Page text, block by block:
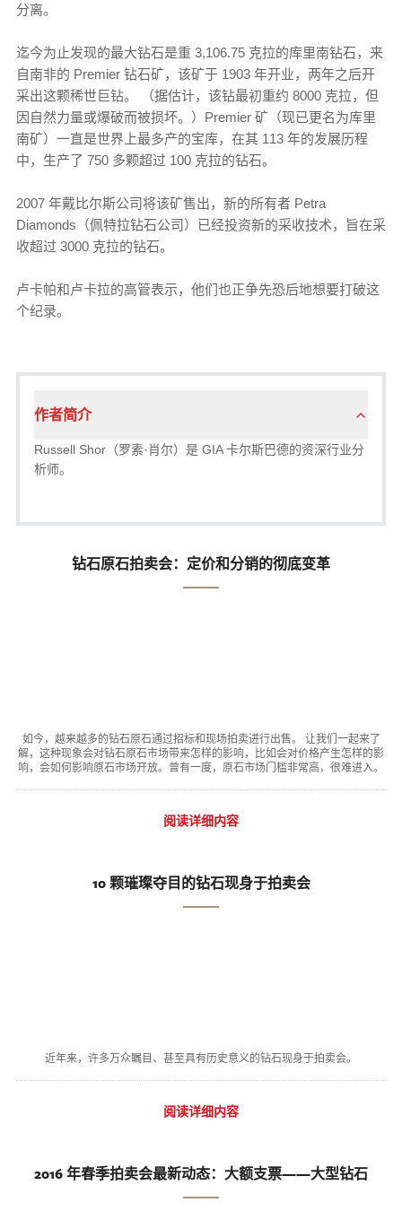
分离。
迄今为止发现的最大钻石是重 3,106.75 克拉的库里南钻石，来
自南非的 Premier 钻石矿，该矿于 1903 年开业，两年之后开
采出这颗稀世巨钻。 （据估计，该钻最初重约 8000 克拉，但
因自然力量或爆破而被损坏。）Premier 矿（现已更名为库里
南矿）一直是世界上最多产的宝库，在其 113 年的发展历程
中，生产了 750 多颗超过 100 克拉的钻石。
2007 年戴比尔斯公司将该矿售出，新的所有者 Petra
Diamonds（佩特拉钻石公司）已经投资新的采收技术，旨在采
收超过 3000 克拉的钻石。
卢卡帕和卢卡拉的高管表示，他们也正争先恐后地想要打破这
个纪录。
作者简介
Russell Shor（罗素·肖尔）是 GIA 卡尔斯巴德的资深行业分
析师。
钻石原石拍卖会：定价和分销的彻底变革
如今，越来越多的钻石原石通过招标和现场拍卖进行出售。 让我们一起来了
解，这种现象会对钻石原石市场带来怎样的影响，比如会对价格产生怎样的影
响，会如何影响原石市场开放。曾有一度，原石市场门槛非常高，很难进入。
阅读详细内容
10 颗璀璨夺目的钻石现身于拍卖会
近年来，许多万众瞩目、甚至具有历史意义的钻石现身于拍卖会。
阅读详细内容
2016 年春季拍卖会最新动态：大额支票——大型钻石